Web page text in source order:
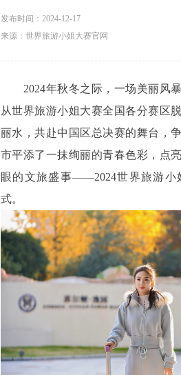
发布时间： 2024-12-17
2024年秋冬之际，一场美丽风暴
从世界旅游小姐大赛全国各分赛区
丽水，共赴中国区总决赛的舞台，
市平添了一抹绚丽的青春色彩，点
眼的文旅盛事——2024世界旅游小
式。
来源：世界旅游小姐大赛官网